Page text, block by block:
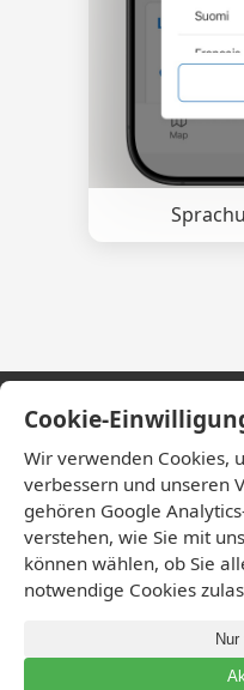
© 2025
Cookie-
Wir verwenden Cookies,
verbessern und unseren
gehören Google
verstehen, wie Sie mit
können wählen, ob Sie
notwendige Cookies